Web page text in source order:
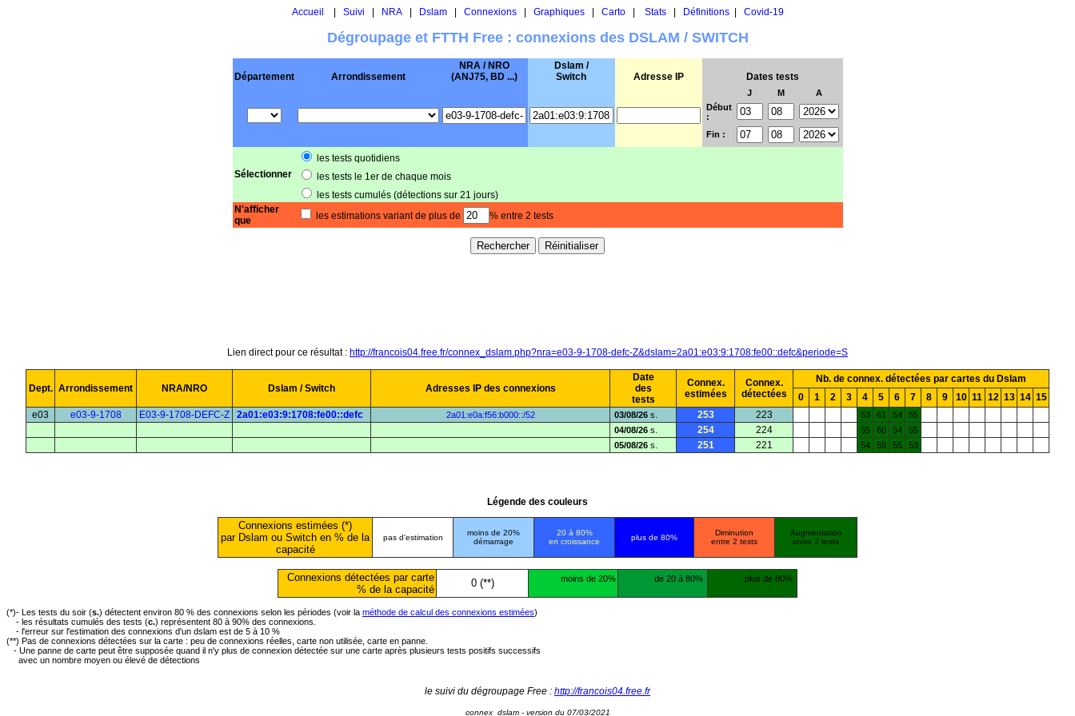
Accueil Suivi NRA| Dslam| Connexions| Graphiques| Carto| Stats| Définitions| Covid-19
Dégroupage et FTTH Free : connexions des DSLAM / SWITCH
Département Arrondissement
NRA / NRO
(ANJ75, BD ...)
Dslam /
Switch
Adresse IP Dates tests
J M
A
Début
:
Fin :
Sélectionner
les tests quotidiens
les tests le 1er de chaque mois
les tests cumulés (détections sur 21 jours)
N'afficher
que
les estimations variant de plus de % entre 2 tests
Lien direct pour ce résultat : http://francois04.free.fr/connex_dslam.php?nra=e03-9-1708-defc-Z&dslam=2a01:e03:9:1708:fe00::defc&periode=S
Dept. Arrondissement NRA/NRO Dslam / Switch Adresses IP des connexions
Date
des
tests
Connex.
estimées
Connex.
détectées
Nb. de connex. détectées par cartes du Dslam
0
1 2 3 4 5 6 7 8 9 10 11 12 13 14 15
e03
e03-9-1708 E03-9-1708-DEFC-Z 2a01:e03:9:1708:fe00::defc 2a01:e0a:f56:b000::/52 03/08/26 s. 253 223 53 61 54
55
04/08/26 s. 254 224 55 60 54
55
05/08/26 s. 251 221 54 59 55 53
Légende des couleurs
Connexions estimées (*)
par Dslam ou Switch en % de la
capacité
pas d'estimation
moins de 20%
démarrage
20 à 80%
en croissance
plus de 80%
Diminution
entre 2 tests
Augmentation
entre 2 tests
Connexions détectées par carte
% de la capacité
0 (**) moins de 20% de 20 à 80% plus de 80%
(*)- Les tests du soir (s.) détectent environ 80 % des connexions selon les périodes (voir la méthode de calcul des connexions estimées)
- les résultats cumulés des tests (c.) représentent 80 à 90% des connexions.
- l'erreur sur l'estimation des connexions d'un dslam est de 5 à 10 %
(**) Pas de connexions détectées sur la carte : peu de connexions réelles, carte non utilisée, carte en panne.
- Une panne de carte peut être supposée quand il n'y plus de connexion détectée sur une carte après plusieurs tests positifs successifs
avec un nombre moyen ou élevé de détections
le suivi du dégroupage Free : http://francois04.free.fr
connex_dslam - version du 07/03/2021